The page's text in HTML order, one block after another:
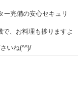
ー完備の安心セキュリ
、お料理も捗りますよ
いね(^^)/